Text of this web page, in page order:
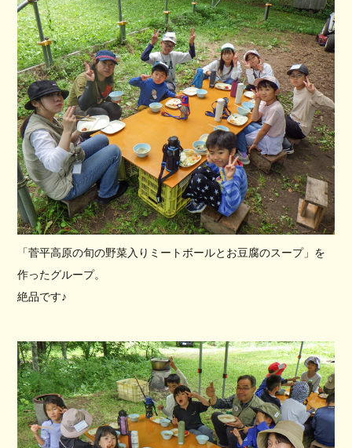
「菅平高原の旬の野菜入りミートボールとお豆腐のスープ」を
作ったグループ。
絶品です♪